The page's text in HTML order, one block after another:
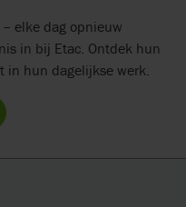
– elke dag opnieuw
in bij Etac. Ontdek hun
in hun dagelijkse werk.